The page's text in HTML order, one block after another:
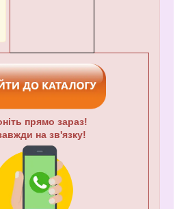
прямо зараз!
на зв'язку!